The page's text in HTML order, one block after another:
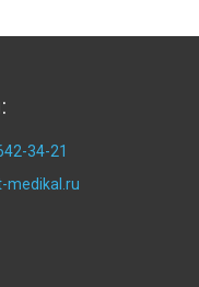
34-21
medikal.ru